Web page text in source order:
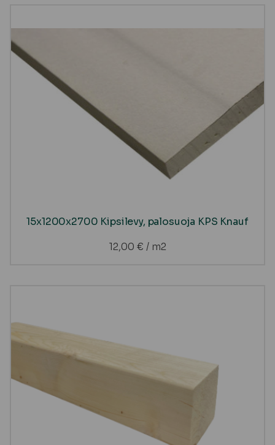
15x1200x2700 Kipsilevy, palosuoja KPS Knauf
12,00 € / m2